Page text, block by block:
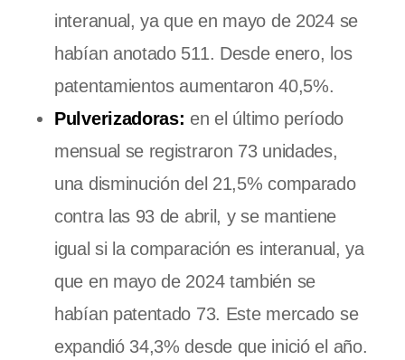
interanual, ya que en mayo de 2024 se
habían anotado 511. Desde enero, los
patentamientos aumentaron 40,5%.
Pulverizadoras: en el último período
mensual se registraron 73 unidades,
una disminución del 21,5% comparado
contra las 93 de abril, y se mantiene
igual si la comparación es interanual, ya
que en mayo de 2024 también se
habían patentado 73. Este mercado se
expandió 34,3% desde que inició el año.